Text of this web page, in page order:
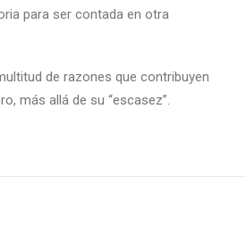
para ser contada en otra
de razones que contribuyen
más allá de su “escasez”.